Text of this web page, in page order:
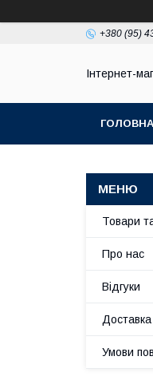
+380 (95)
Інтернет-
ГОЛОВНА
Товари
Про нас
Відгуки
Умови